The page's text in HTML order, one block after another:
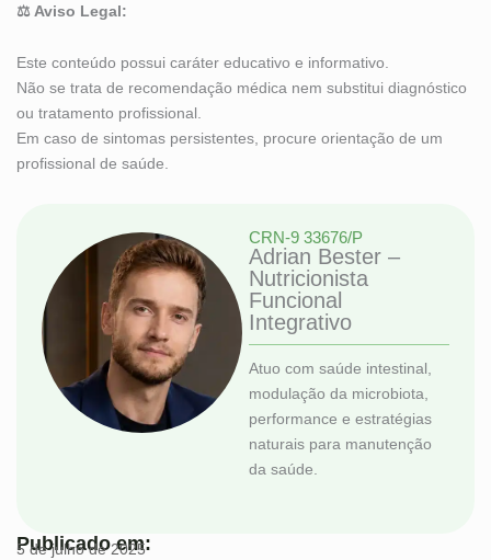
⚖️ Aviso Legal:
Este conteúdo possui caráter educativo e informativo.
Não se trata de recomendação médica nem substitui diagnóstico
ou tratamento profissional.
Em caso de sintomas persistentes, procure orientação de um
profissional de saúde.
CRN-9 33676/P
Adrian Bester –
Nutricionista
Funcional
Integrativo
Atuo com saúde intestinal,
modulação da microbiota,
performance e estratégias
naturais para manutenção
da saúde.
Publicado em:
5 de julho de 2025